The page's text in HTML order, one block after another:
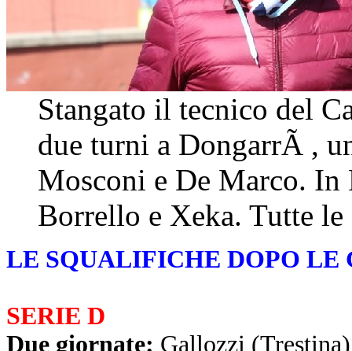
Stangato il tecnico del
due turni a DongarrÃ ,
Mosconi e De Marco. In
Borrello e Xeka. Tutte
LE SQUALIFICHE DOPO LE
SERIE D
Due giornate: Gallozzi